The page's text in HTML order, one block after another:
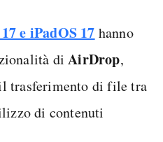
e iPadOS 17 hanno
diAirDrop,
trasferimento di file tra
di contenuti